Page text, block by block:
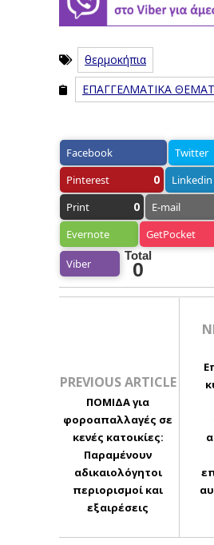
θερμοκήπια
ΕΠΑΓΓΕΛΜΑΤΙΚΑ
Facebook
Twitter
Pinterest
0 Linkedin
Print 0 E-mail
Evernote GetPocket
Viber
Total
0
PREVIOUS ARTICLE
ΠΟΜΙΔΑ για
φοροαπαλλαγές σε
κενές κατοικίες:
Παραμένουν
αδικαιολόγητοι
περιορισμοί και
εξαιρέσεις